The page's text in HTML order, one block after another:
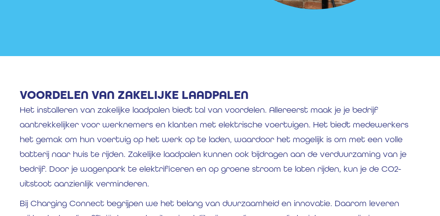
VOORDELEN VAN ZAKELIJKE LAADPALEN
Het installeren van zakelijke laadpalen biedt tal van voordelen. Allereerst maak je je bedrijf
aantrekkelijker voor werknemers en klanten met elektrische voertuigen. Het biedt medewerkers
het gemak om hun voertuig op het werk op te laden, waardoor het mogelijk is om met een volle
batterij naar huis te rijden. Zakelijke laadpalen kunnen ook bijdragen aan de verduurzaming van je
bedrijf. Door je wagenpark te elektrificeren en op groene stroom te laten rijden, kun je de CO2-
uitstoot aanzienlijk verminderen.
Bij Charging Connect begrijpen we het belang van duurzaamheid en innovatie. Daarom leveren